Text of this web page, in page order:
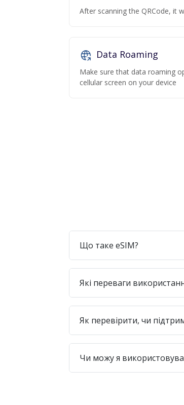
After scanning the QRCode, it
Data Roaming
Make sure that data roaming
cellular screen on your device
Що таке eSIM?
Які переваги
Як перевірити, чи
Чи можу я